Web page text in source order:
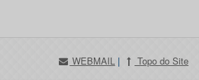
WEBMAIL | Topo do Site